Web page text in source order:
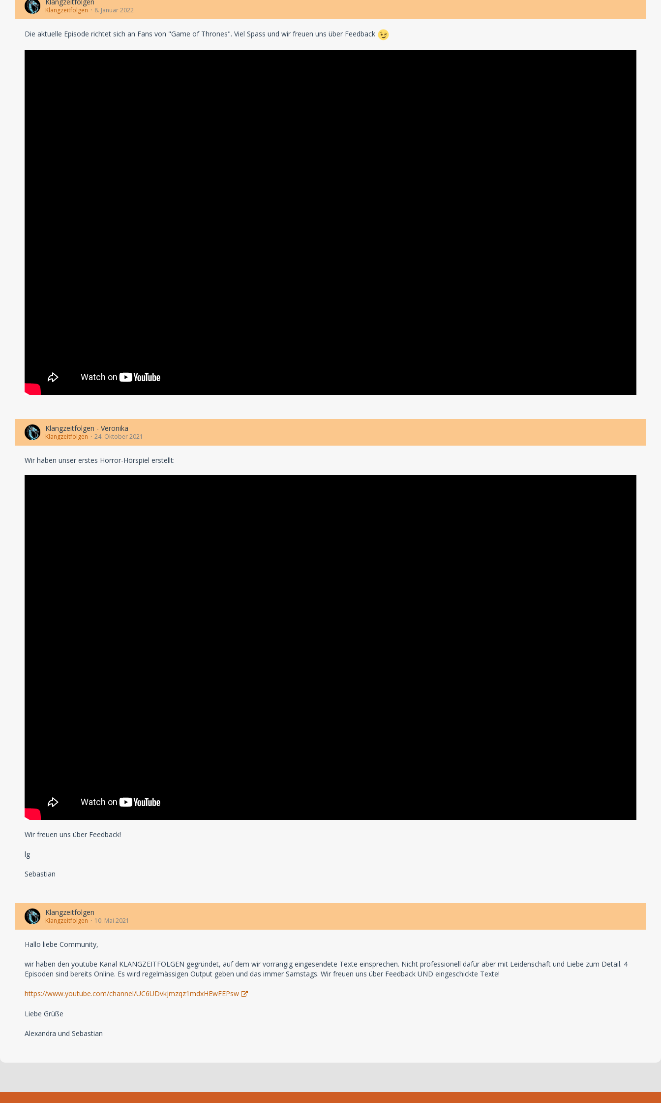
Klangzeitfolgen 8. Januar 2022
Die aktuelle Episode richtet sich an Fans von "Game of Thrones". Viel Spass und wir freuen uns über Feedback
Klangzeitfolgen - Veronika
Klangzeitfolgen 24. Oktober 2021
Wir haben unser erstes Horror-Hörspiel erstellt:
Wir freuen uns über Feedback!
lg
Sebastian
Klangzeitfolgen
Klangzeitfolgen 10. Mai 2021
Hallo liebe Community,
wir haben den youtube Kanal KLANGZEITFOLGEN gegründet, auf dem wir vorrangig eingesendete Texte einsprechen. Nicht professionell dafür aber mit Leidenschaft und Liebe zum Detail. 4
Episoden sind bereits Online. Es wird regelmässigen Output geben und das immer Samstags. Wir freuen uns über Feedback UND eingeschickte Texte!
https://www.youtube.com/channel/UC6UDvkjmzqz1mdxHEwFEPsw
Liebe Grüße
Alexandra und Sebastian